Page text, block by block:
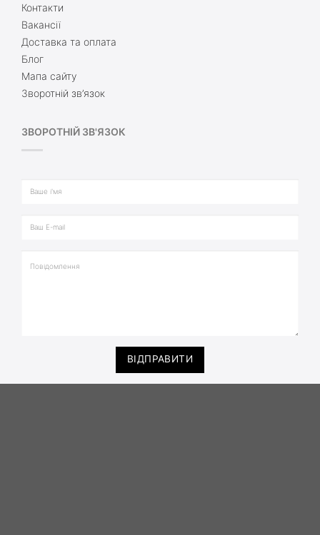
Контакти
Вакансії
Доставка та оплата
Блог
Мапа сайту
Зворотній зв’язок
ЗВОРОТНІЙ ЗВ'ЯЗОК
ВІДПРАВИТИ